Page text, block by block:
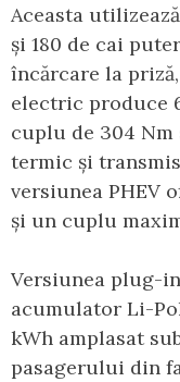
Aceasta
și 180 de cai
încărcare la
electric produce
cuplu de 304
termic și
versiunea PHEV
și un cuplu
Versiunea plug-
acumulator Li-
kWh amplasat
pasagerului din